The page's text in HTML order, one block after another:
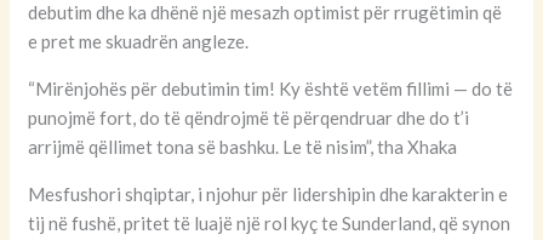
debutim dhe ka dhënë një mesazh optimist për rrugëtimin që
e pret me skuadrën angleze.
“Mirënjohës për debutimin tim! Ky është vetëm fillimi — do të
punojmë fort, do të qëndrojmë të përqendruar dhe do t’i
arrijmë qëllimet tona së bashku. Le të nisim”, tha Xhaka
Mesfushori shqiptar, i njohur për lidershipin dhe karakterin e
tij në fushë, pritet të luajë një rol kyç te Sunderland, që synon